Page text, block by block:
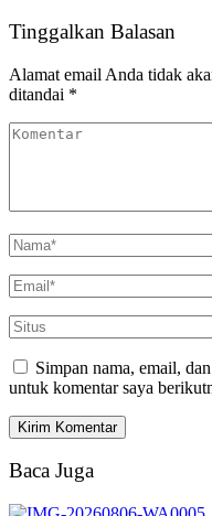
Tinggalkan Balasan
Alamat email Anda tidak
ditandai *
Simpan nama, email,
untuk komentar saya
Baca Juga